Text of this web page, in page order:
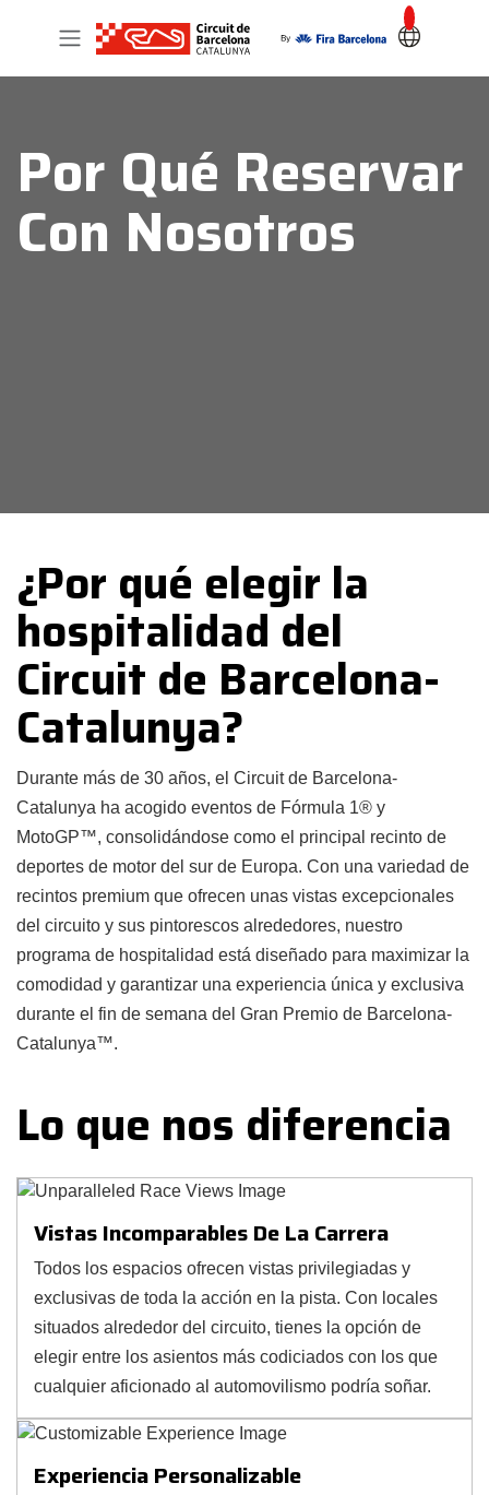
Por Qué Reservar
Con Nosotros
¿Por qué elegir la
hospitalidad del
Circuit de Barcelona-
Catalunya?
Durante más de 30 años, el Circuit de Barcelona-
Catalunya ha acogido eventos de Fórmula 1® y
MotoGP™, consolidándose como el principal recinto de
deportes de motor del sur de Europa. Con una variedad de
recintos premium que ofrecen unas vistas excepcionales
del circuito y sus pintorescos alrededores, nuestro
programa de hospitalidad está diseñado para maximizar la
comodidad y garantizar una experiencia única y exclusiva
durante el fin de semana del Gran Premio de Barcelona-
Catalunya™.
Lo que nos diferencia
Vistas Incomparables De La Carrera
Todos los espacios ofrecen vistas privilegiadas y
exclusivas de toda la acción en la pista. Con locales
situados alrededor del circuito, tienes la opción de
elegir entre los asientos más codiciados con los que
cualquier aficionado al automovilismo podría soñar.
Experiencia Personalizable